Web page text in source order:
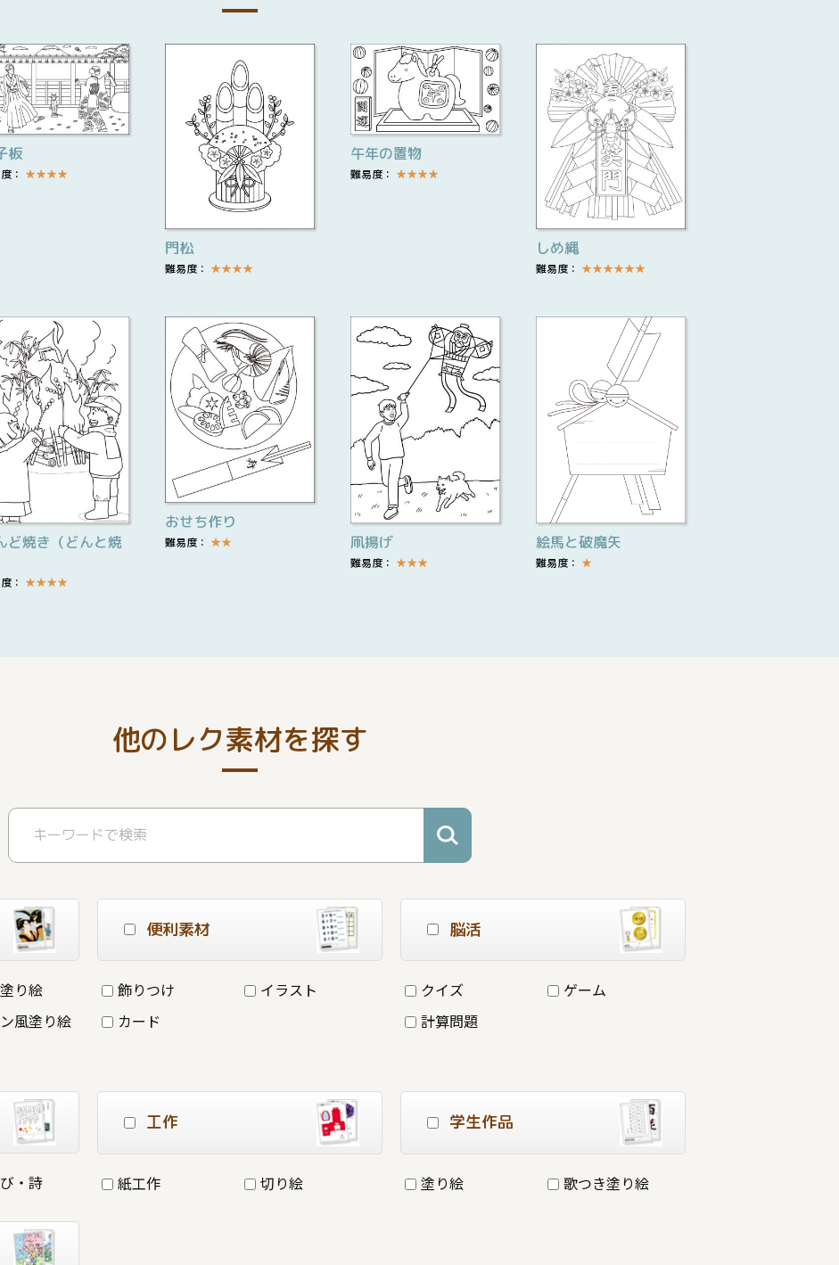
板
： ★★★★
門松
難易度： ★★★★
午年の置物
難易度： ★★★★
しめ縄
難易度： ★★★★★★
ど焼き（どんと焼
： ★★★★
おせち作り
難易度： ★★ 凧揚げ
難易度： ★★★
絵馬と破魔矢
難易度： ★
他のレク素材を探す
り絵
風塗り絵
便利素材
飾りつけ
イラスト
カード
脳活
クイズ
ゲーム
計算問題
・詩
工作
紙工作 切り絵
学生作品
塗り絵 歌つき塗り絵